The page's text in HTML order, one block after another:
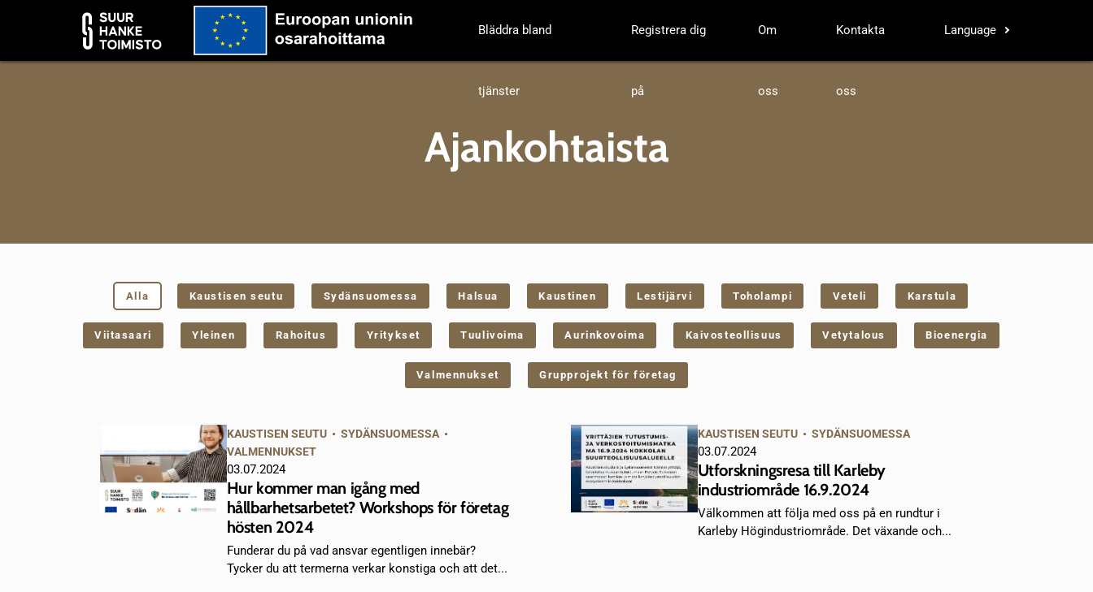
Bläddra bland
tjänster
Registrera dig
på
Om
oss
Kontakta
oss
Language
Ajankohtaista
Alla Kaustisen seutu Sydänsuomessa Halsua Kaustinen Lestijärvi Toholampi Veteli Karstula
Viitasaari Yleinen Rahoitus Yritykset Tuulivoima Aurinkovoima Kaivosteollisuus Vetytalous Bioenergia
Valmennukset Grupprojekt för företag
KAUSTISEN SEUTU• SYDÄNSUOMESSA•
VALMENNUKSET
03.07.2024
Hur kommer man igång med
hållbarhetsarbetet? Workshops för företag
hösten 2024
Funderar du på vad ansvar egentligen innebär?
Tycker du att termerna verkar konstiga och att det...
KAUSTISEN SEUTU• SYDÄNSUOMESSA
03.07.2024
Utforskningsresa till Karleby
industriområde 16.9.2024
Välkommen att följa med oss på en rundtur i
Karleby Högindustriområde. Det växande och...